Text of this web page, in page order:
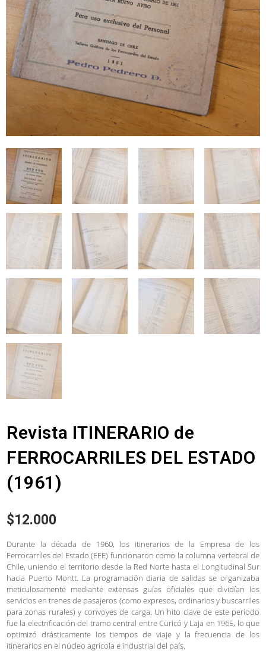
Revista ITINERARIO de
FERROCARRILES DEL ESTADO
(1961)
$12.000
Durante la década de 1960, los itinerarios de la Empresa de los
Ferrocarriles del Estado (EFE) funcionaron como la columna vertebral de
Chile, uniendo el territorio desde la Red Norte hasta el Longitudinal Sur
hacia Puerto Montt. La programación diaria de salidas se organizaba
meticulosamente mediante extensas guías oficiales que dividían los
servicios en trenes de pasajeros (como expresos, ordinarios y buscarriles
para zonas rurales) y convoyes de carga. Un hito clave de este periodo
fue la electrificación del tramo central entre Curicó y Laja en 1965, lo que
optimizó drásticamente los tiempos de viaje y la frecuencia de los
itinerarios en el núcleo agrícola e industrial del país.